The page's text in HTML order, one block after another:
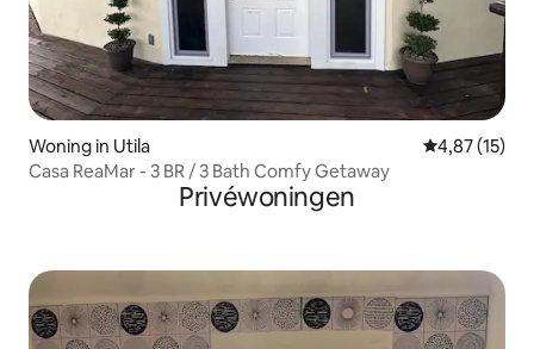
Woning in Utila Gemiddelde
4,87 (15)
Casa ReaMar - 3 BR / 3 Bath Comfy Getaway
Privéwoningen